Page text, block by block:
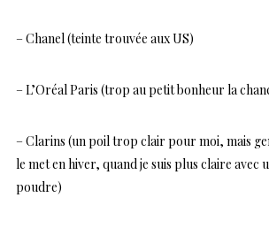
– Chanel (teinte trouvée aux US)
– L’Oréal Paris (trop au petit bonheur la
– Clarins (un poil trop clair pour moi, mais
le met en hiver, quand je suis plus claire avec
poudre)